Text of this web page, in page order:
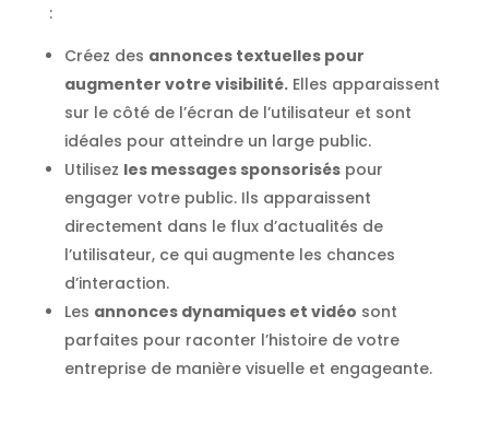
:
Créez des annonces textuelles pour
augmenter votre visibilité.Elles apparaissent
sur le côté de l’écran de l’utilisateur et sont
idéales pour atteindre un large public.
Utilisez les messages sponsoriséspour
engager votre public. Ils apparaissent
directement dans le flux d’actualités de
l’utilisateur, ce qui augmente les chances
d’interaction.
Les annonces dynamiques et vidéo sont
parfaites pour raconter l’histoire de votre
entreprise de manière visuelle et engageante.